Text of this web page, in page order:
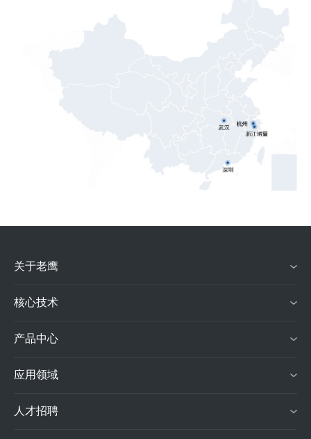
关于老鹰
核心技术
产品中心
应用领域
人才招聘